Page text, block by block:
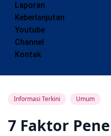
Laporan
Keberlanjutan
Youtube
Channel
Kontak
Informasi Terkini Umum
7 Faktor